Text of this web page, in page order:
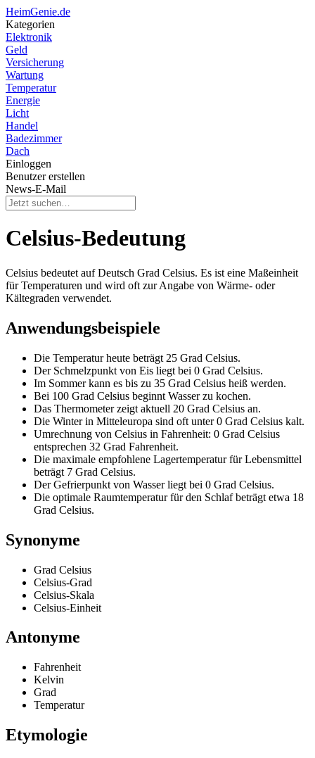
HeimGenie.de
Kategorien
Elektronik
Geld
Versicherung
Wartung
Temperatur
Energie
Licht
Handel
Badezimmer
Dach
Einloggen
Benutzer erstellen
News-E-Mail
Celsius-Bedeutung
Celsius bedeutet auf Deutsch Grad Celsius. Es ist eine Maßeinheit
für Temperaturen und wird oft zur Angabe von Wärme- oder
Kältegraden verwendet.
Anwendungsbeispiele
Die Temperatur heute beträgt 25 Grad Celsius.
Der Schmelzpunkt von Eis liegt bei 0 Grad Celsius.
Im Sommer kann es bis zu 35 Grad Celsius heiß werden.
Bei 100 Grad Celsius beginnt Wasser zu kochen.
Das Thermometer zeigt aktuell 20 Grad Celsius an.
Die Winter in Mitteleuropa sind oft unter 0 Grad Celsius kalt.
Umrechnung von Celsius in Fahrenheit: 0 Grad Celsius
entsprechen 32 Grad Fahrenheit.
Die maximale empfohlene Lagertemperatur für Lebensmittel
beträgt 7 Grad Celsius.
Der Gefrierpunkt von Wasser liegt bei 0 Grad Celsius.
Die optimale Raumtemperatur für den Schlaf beträgt etwa 18
Grad Celsius.
Synonyme
Grad Celsius
Celsius-Grad
Celsius-Skala
Celsius-Einheit
Antonyme
Fahrenheit
Kelvin
Grad
Temperatur
Etymologie